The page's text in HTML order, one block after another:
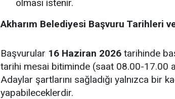
olması istenir.
Akharım Belediyesi Başvuru Tarihleri
Başvurular 16 Haziran 2026 tarihinde
tarihi mesai bitiminde (saat 08.00-17.00
Adaylar şartlarını sağladığı yalnızca bir
yapabileceklerdir.